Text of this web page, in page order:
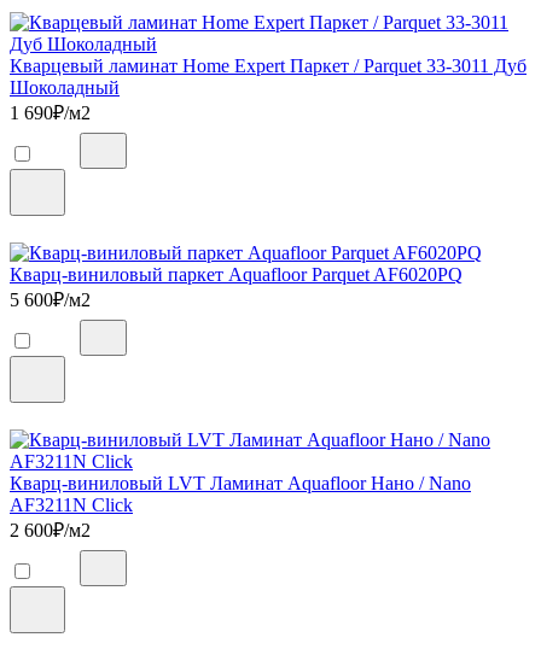
Кварцевый ламинат Home Expert Паркет / Parquet 33-3011 Дуб
Шоколадный
1 690₽/м2
Кварц-виниловый паркет Aquafloor Parquet AF6020PQ
5 600₽/м2
Кварц-виниловый LVT Ламинат Aquafloor Нано / Nano
AF3211N Click
2 600₽/м2